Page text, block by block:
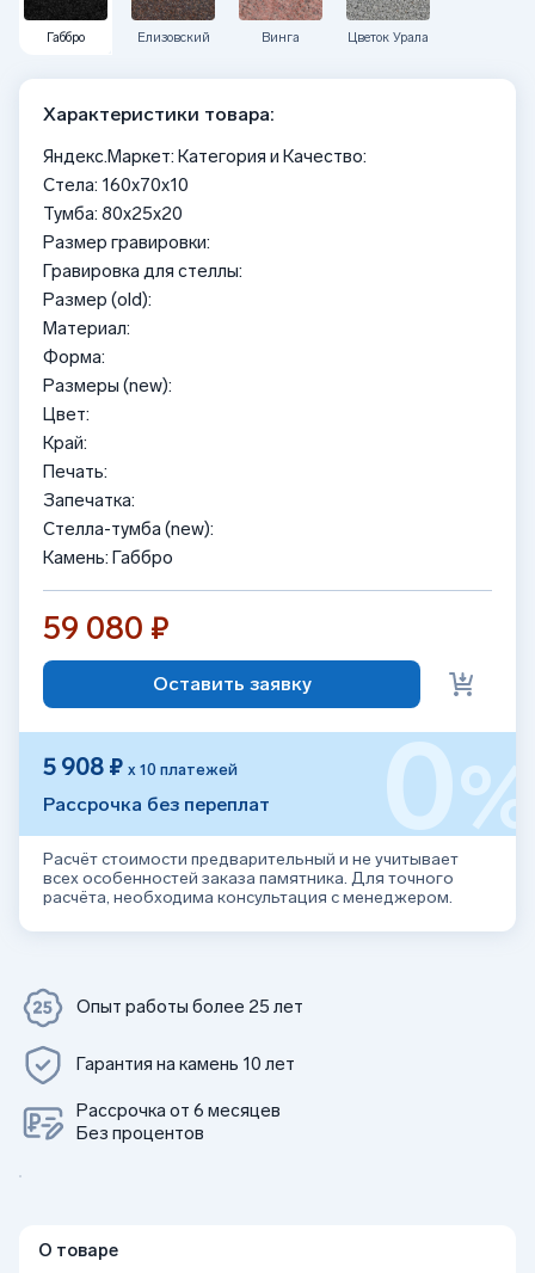
Габбро Елизовский Винга Цветок Урала
Характеристики товара:
Яндекс.Маркет: Категория и Качество:
Стела: 160x70x10
Тумба: 80x25x20
Размер гравировки:
Гравировка для стеллы:
Размер (old):
Материал:
Форма:
Размеры (new):
Цвет:
Край:
Печать:
Запечатка:
Стелла-тумба (new):
Камень: Габбро
59 080 ₽
Оставить заявку
5 908 ₽ х 10 платежей
Рассрочка без переплат 0%
Расчёт стоимости предварительный и не учитывает
всех особенностей заказа памятника. Для точного
расчёта, необходима консультация с менеджером.
Опыт работы более 25 лет
Гарантия на камень 10 лет
Рассрочка от 6 месяцев
Без процентов
О товаре